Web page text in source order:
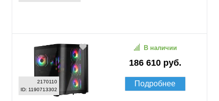
2170110
ID: 1190713302
186 610 руб.
В наличии
Подробнее